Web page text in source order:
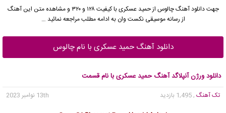
جهت دانلود آهنگ چالوس ازحمید عسکری
با کیفیت ۱۲۸ و ۳۲۰ و مشاهده متن این آهنگ
از رسانه موسیقی نکست وان به ادامه مطلب مراجعه نمائید …
دانلود آهنگ حمید عسکری با نام چالوس
دانلود ورژن آنپلاگد آهنگ حمید عسکری با نام قسمت
تک آهنگ , 1,495 بازدید
13th نوامبر 2023